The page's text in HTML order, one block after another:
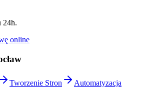
24h.
online
Tworzenie Stron
Automatyzacja